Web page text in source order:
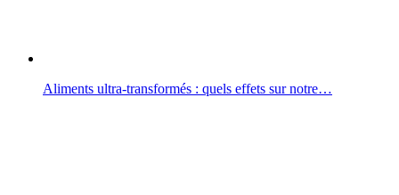
Aliments ultra-transformés : quels effets sur notre…